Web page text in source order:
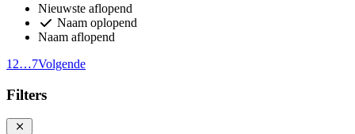
Nieuwste aflopend
Naam oplopend
Naam aflopend
1 2…7Volgende
Filters